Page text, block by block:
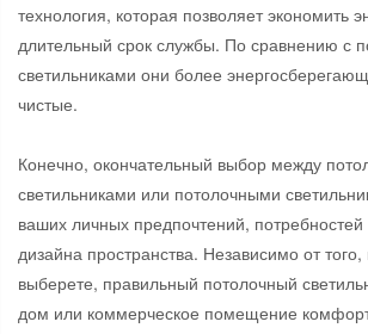
технология, которая позволяет экономить
длительный срок службы. По сравнению с
светильниками они более
чистые.
Конечно, окончательный выбор между
светильниками или потолочными
ваших личных предпочтений,
дизайна пространства. Независимо от
выберете, правильный потолочный
дом или коммерческое помещение